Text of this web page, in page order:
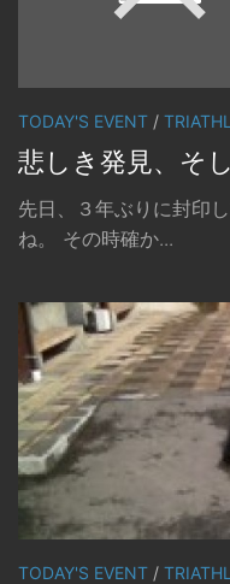
TODAY'S EVENT /
悲しき発見、
先日、３年ぶりに封印
ね。 その時確か...
TODAY'S EVENT /